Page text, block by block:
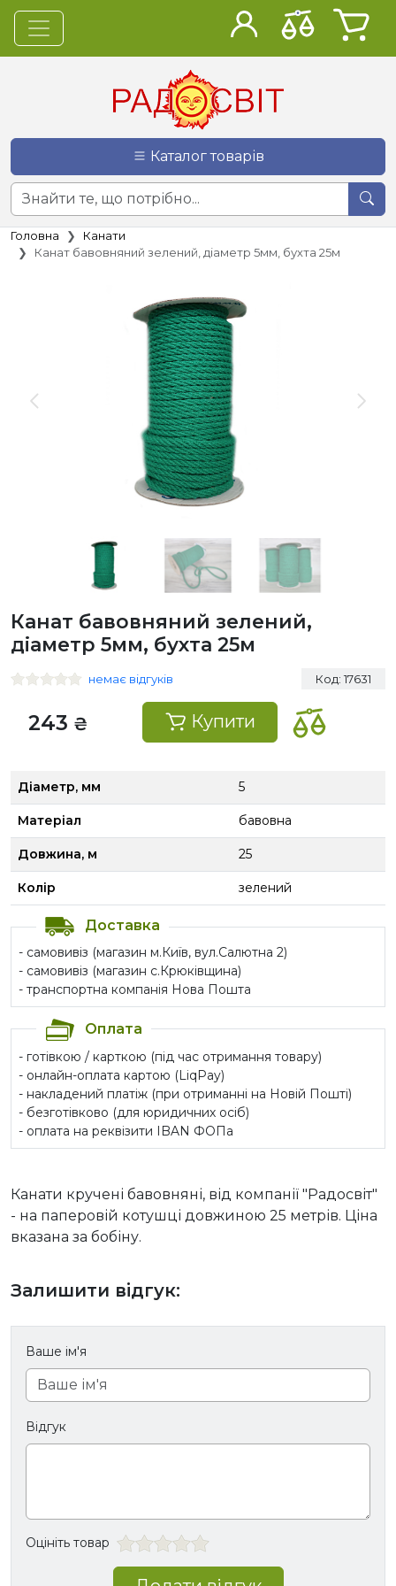
Каталог товарів
Головна
Канати
Канат бавовняний зелений, діаметр 5мм, бухта 25м
Канат бавовняний зелений,
діаметр 5мм, бухта 25м
немає відгуків Код: 17631
243 ₴ Купити
Діаметр, мм 5
Матеріал бавовна
Довжина, м 25
Колір зелений
Доставка
- самовивіз (магазин м.Київ, вул.Салютна 2)
- самовивіз (магазин с.Крюківщина)
- транспортна компанія Нова Пошта
Оплата
- готівкою / карткою (під час отримання товару)
- онлайн-оплата картою (LiqPay)
- накладений платіж (при отриманні на Новій Пошті)
- безготівково (для юридичних осіб)
- оплата на реквізити IBAN ФОПа
Канати кручені бавовняні, від компанії "Радосвіт"
- на паперовій котушці довжиною 25 метрів. Ціна
вказана за бобіну.
Залишити відгук:
Ваше ім'я
Відгук
Оцініть товар